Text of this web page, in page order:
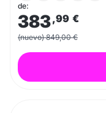
de:
383,99 €
(nuevo) 849,00 €